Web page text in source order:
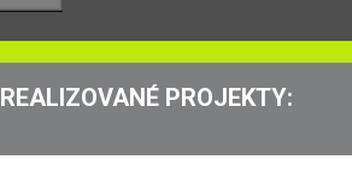
REALIZOVANÉ PROJEKTY: